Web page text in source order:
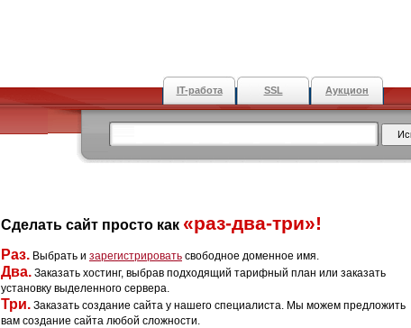
IT-работа SSL Аукцион
Сделать сайт просто как «раз-два-три»!
Раз. Выбрать и зарегистрировать свободное доменное имя.
Два. Заказать хостинг, выбрав подходящий тарифный план или заказать
установку выделенного сервера.
Три. Заказать создание сайта у нашего специалиста. Мы можем предложить
вам создание сайта любой сложности.